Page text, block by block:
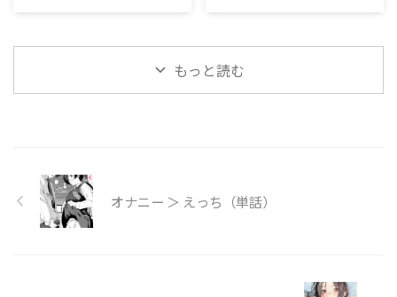
もっと読む
オナニー ＞ えっち（単話）